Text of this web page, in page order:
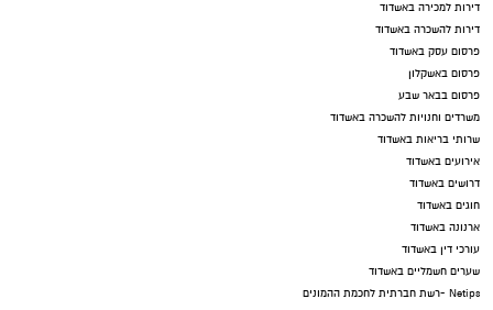
דירות למכירה באשדוד
דירות להשכרה באשדוד
פרסום עסק באשדוד
פרסום באשקלון
פרסום בבאר שבע
משרדים וחנויות להשכרה באשדוד
שרותי בריאות באשדוד
אירועים באשדוד
דרושים באשדוד
חוגים באשדוד
ארנונה באשדוד
עורכי דין באשדוד
שערים חשמליים באשדוד
Netips -רשת חברתית לחכמת ההמונים